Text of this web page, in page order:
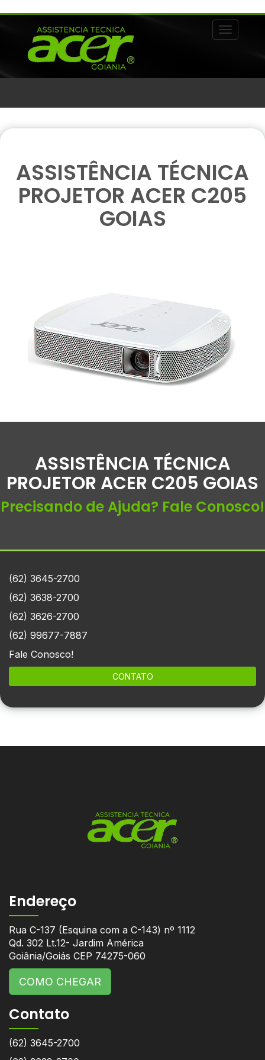
Alternar
ASSISTÊNCIA TÉCNICA
PROJETOR ACER C205
GOIAS
ASSISTÊNCIA TÉCNICA
PROJETOR ACER C205 GOIAS
Precisando de Ajuda? Fale Conosco!
(62) 3645-2700
(62) 3638-2700
(62) 3626-2700
(62) 99677-7887
Fale Conosco!
CONTATO
Endereço
Rua C-137 (Esquina com a C-143) nº 1112
Qd. 302 Lt.12- Jardim América
Goiânia/Goiás CEP 74275-060
COMO CHEGAR
Contato
(62) 3645-2700